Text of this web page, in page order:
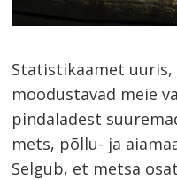
Statistikaamet uuris,
moodustavad meie
pindaladest
mets, põllu- ja
Selgub, et metsa